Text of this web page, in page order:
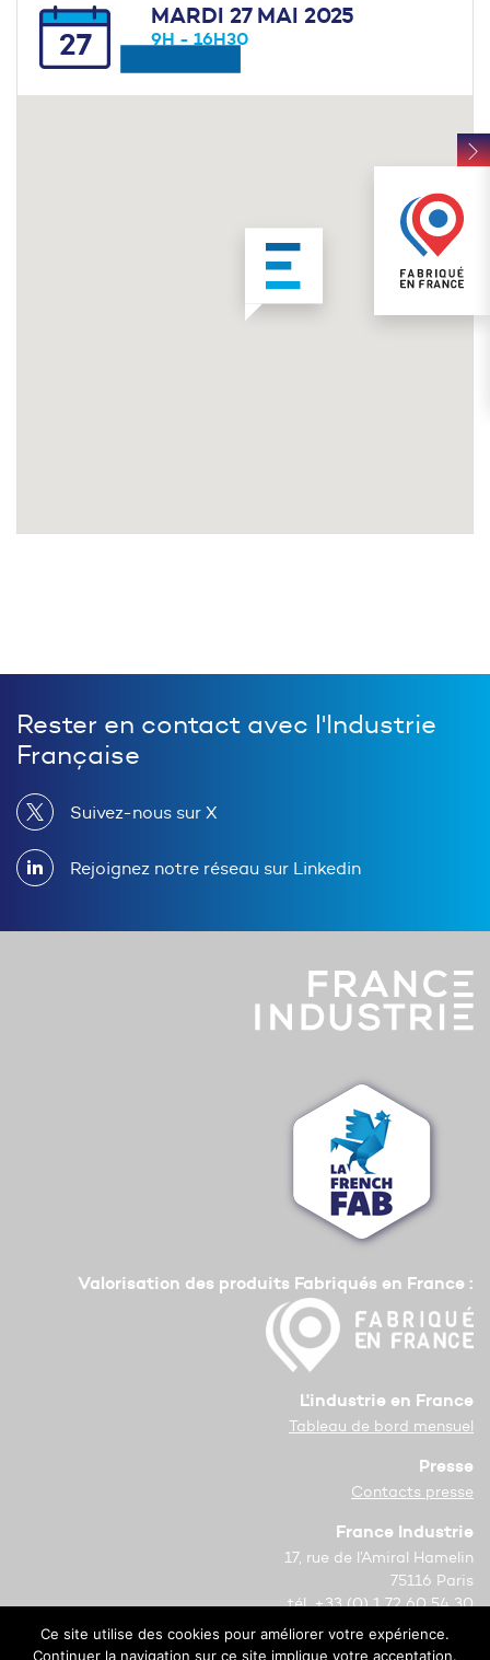
27
MARDI 27 MAI 2025
9H - 16H30
Rester en contact avec l'Industrie
Française
Suivez-nous sur X
Rejoignez notre réseau sur Linkedin
Valorisation des produits Fabriqués en France :
L'industrie en France
Tableau de bord mensuel
Presse
Contacts presse
France Industrie
17, rue de l’Amiral Hamelin
75116 Paris
tél. +33 (0) 1 72 60 54 30
Copyright © 2021 France Industrie
Ce site utilise des cookies pour améliorer votre expérience.
Continuer la navigation sur ce site implique votre acceptation.